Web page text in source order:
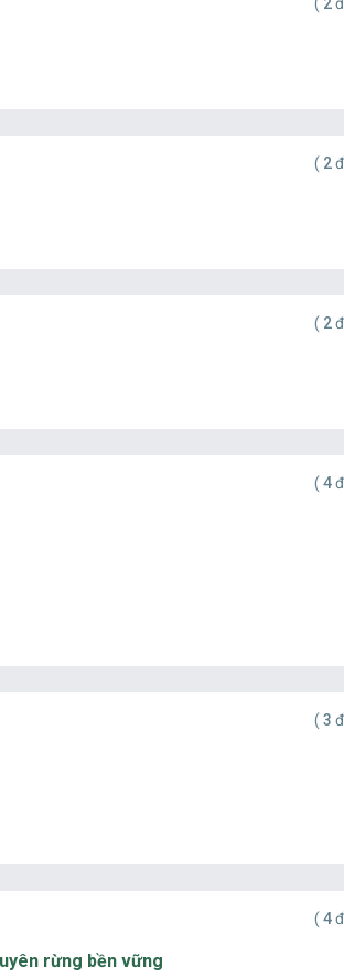
( 2
( 2
( 4
( 3
( 4
rừng bền vững